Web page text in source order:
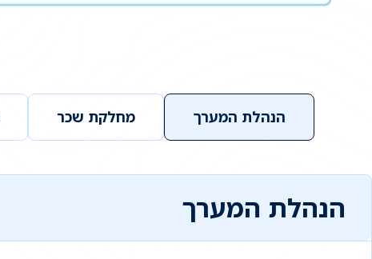
הנהלת המערך מחלקת שכר
הנהלת המערך